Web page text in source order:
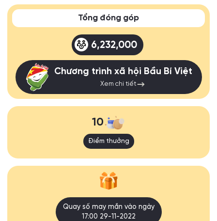
Tổng đóng góp
6,232,000
Chương trình xã hội Bầu Bí Việt
Xem chi tiết
10
Điểm thưởng
Quay số may mắn vào ngày
17:00 29-11-2022